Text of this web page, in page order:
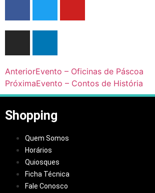
AnteriorEvento – Oficinas de Páscoa
PróximaEvento – Contos de História
Shopping
Quem Somos
Horários
Quiosques
Ficha Técnica
Fale Conosco